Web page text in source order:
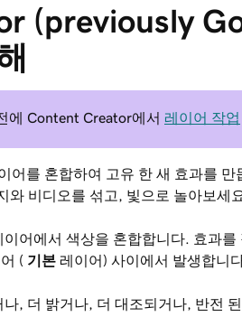
(previously
에 Content Creator에서 레이어 작업
어를 혼합하여 고유 한 새 효과를
비디오를 섞고, 빛으로 놀아보세요
어에서 색상을 혼합합니다. 효과를
( 기본 레이어) 사이에서 발생합니
, 더 밝거나, 더 대조되거나, 반전